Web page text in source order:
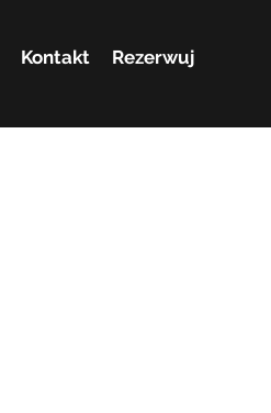
Kontakt Rezerwuj